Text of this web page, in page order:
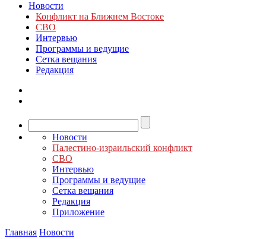
Новости
Конфликт на Ближнем Востоке
СВО
Интервью
Программы и ведущие
Сетка вещания
Редакция
Новости
Палестино-израильский конфликт
СВО
Интервью
Программы и ведущие
Сетка вещания
Редакция
Приложение
Главная Новости